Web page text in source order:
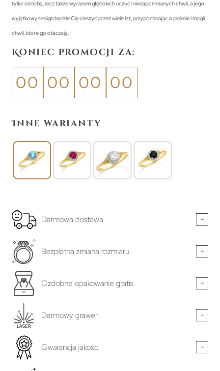
tylko ozdobą, lecz także wyrazem głębokich uczuć i niezapomnianych chwil, a jego
wyjątkowy design będzie Cię cieszyć przez wiele lat, przypominając o pięknie i magii
chwil, które go otaczają.
Koniec promocji za:
00 00 00 00
Inne warianty
Darmowa dostawa +
Bezpłatna zmiana rozmiaru +
Ozdobne opakowanie gratis +
Darmowy grawer +
Gwarancja jakości +